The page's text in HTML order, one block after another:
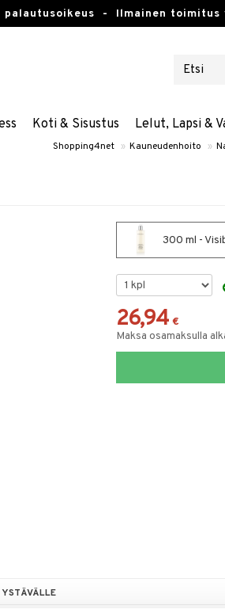
palautusoikeus - Ilmainen toimitus
Koti & Sisustus Lelut, Lapsi &
Shopping4net » Kauneudenhoito »
300 ml -
26,94 €
Maksa osamaksulla